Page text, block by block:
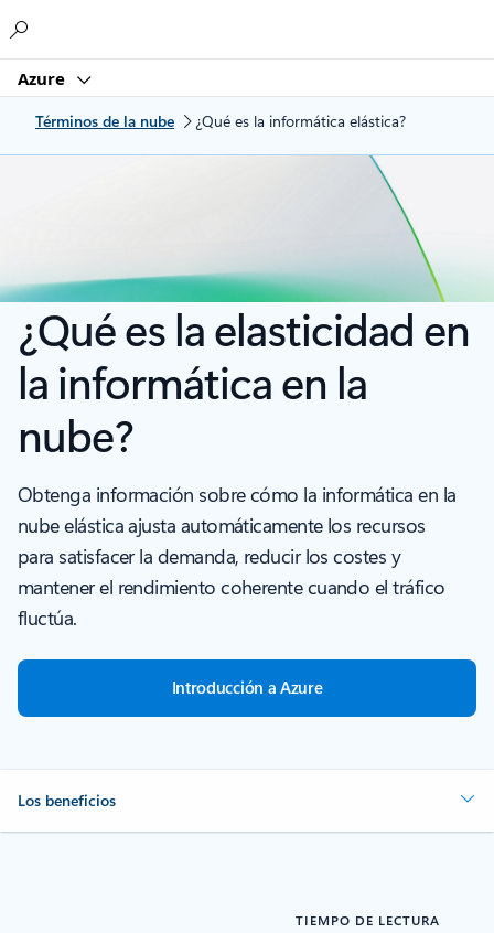
Azure
Términos de la nube ¿Qué es la informática elástica?
¿Qué es la elasticidad en
la informática en la
nube?
Obtenga información sobre cómo la informática en la
nube elástica ajusta automáticamente los recursos
para satisfacer la demanda, reducir los costes y
mantener el rendimiento coherente cuando el tráfico
fluctúa.
Introducción a Azure
Los beneficios
TIEMPO DE LECTURA